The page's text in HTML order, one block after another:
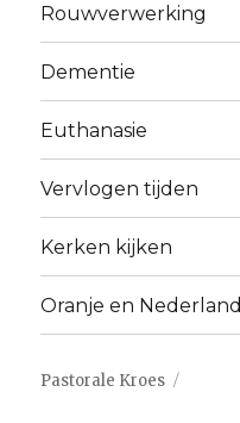
Rouwverwerking
Dementie
Euthanasie
Vervlogen tijden
Kerken kijken
Oranje en Nederland
Pastorale Kroes